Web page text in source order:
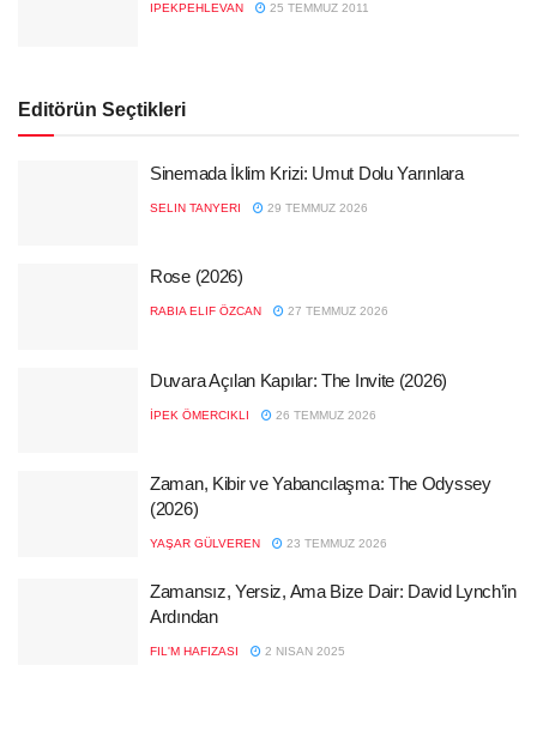
IPEKPEHLEVAN 25 TEMMUZ 2011
Editörün Seçtikleri
Sinemada İklim Krizi: Umut Dolu Yarınlara
SELIN TANYERI 29 TEMMUZ 2026
Rose (2026)
RABIA ELIF ÖZCAN 27 TEMMUZ 2026
Duvara Açılan Kapılar: The Invite (2026)
İPEK ÖMERCIKLI 26 TEMMUZ 2026
Zaman, Kibir ve Yabancılaşma: The Odyssey
(2026)
YAŞAR GÜLVEREN 23 TEMMUZ 2026
Zamansız, Yersiz, Ama Bize Dair: David Lynch’in
Ardından
FIL'M HAFIZASI 2 NISAN 2025